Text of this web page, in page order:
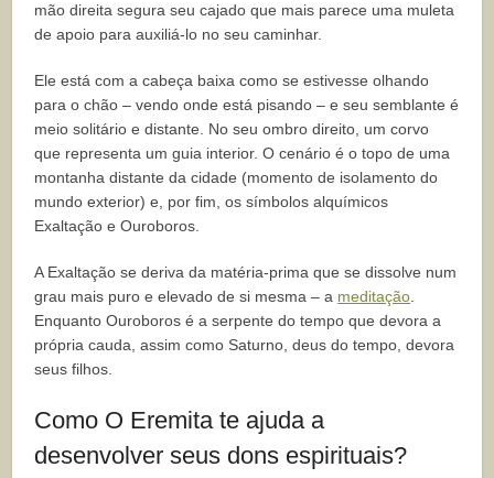
mão direita segura seu cajado que mais parece uma muleta
de apoio para auxiliá-lo no seu caminhar.
Ele está com a cabeça baixa como se estivesse olhando
para o chão – vendo onde está pisando – e seu semblante é
meio solitário e distante. No seu ombro direito, um corvo
que representa um guia interior. O cenário é o topo de uma
montanha distante da cidade (momento de isolamento do
mundo exterior) e, por fim, os símbolos alquímicos
Exaltação e Ouroboros.
A Exaltação se deriva da matéria-prima que se dissolve num
grau mais puro e elevado de si mesma – a meditação
Enquanto Ouroboros é a serpente do tempo que devora a
própria cauda, assim como Saturno, deus do tempo, devora
seus filhos.
Como O Eremita te ajuda a
desenvolver seus dons espirituais?